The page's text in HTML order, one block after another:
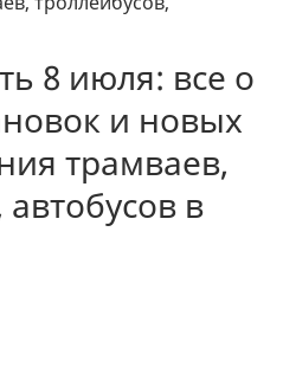
8 июля: все о
и новых
трамваев,
в